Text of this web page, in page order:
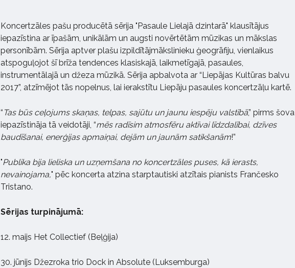
Koncertzāles pašu producētā sērija "Pasaule Lielajā dzintarā" klausītājus
iepazīstina ar īpašām, unikālām un augsti novērtētām mūzikas un mākslas
personībām. Sērija aptver plašu izpildītājmākslinieku ģeogrāfiju, vienlaikus
atspoguļojot šī brīža tendences klasiskajā, laikmetīgajā, pasaules,
instrumentālajā un džeza mūzikā. Sērija apbalvota ar “Liepājas Kultūras balvu
2017”, atzīmējot tās nopelnus, lai ierakstītu Liepāju pasaules koncertzāļu kartē.
“ Tas būs ceļojums skaņas, telpas, sajūtu un jaunu iespēju valstībā,” pirms šova
iepazīstināja tā veidotāji, “mēs radīsim atmosfēru aktīvai līdzdalībai, dzīves
baudīšanai, enerģijas apmaiņai, dejām un jaunām satikšanām!”
"Publika bija lieliska un uzņemšana no koncertzāles puses, kā ierasts,
nevainojama," pēc koncerta atzina starptautiski atzītais pianists Frančesko
Tristano.
Sērijas turpinājumā:
12. maijs Het Collectief (Beļģija)
30. jūnijs Džezroka trio Dock in Absolute (Luksemburga)